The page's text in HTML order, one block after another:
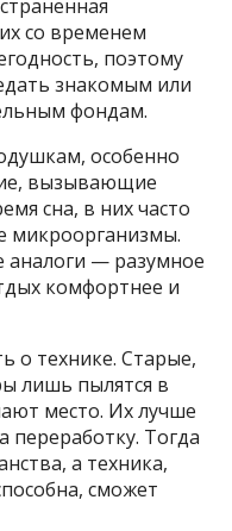
со временем
поэтому
знакомым или
фондам.
особенно
вызывающие
сна, в них часто
микроорганизмы.
аналоги — разумное
комфортнее и
о технике. Старые,
лишь пылятся в
место. Их лучше
переработку. Тогда
а техника,
сможет